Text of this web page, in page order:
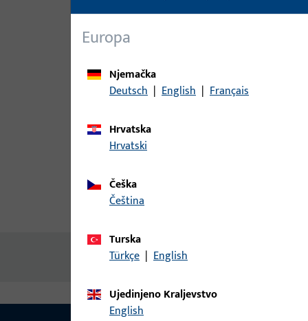
Opis proizvoda
Nema dostupnog sadržaja
Europa
Njemačka
Deutsch | English | Français
Hrvatska
Hrvatski
Češka
čeština
Turska
Türkçe | English
Ujedinjeno Kraljevstvo
English